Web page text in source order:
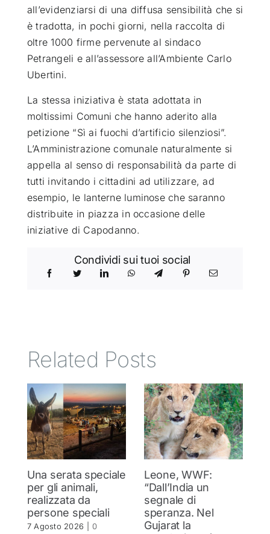
all’evidenziarsi di una diffusa sensibilità che si
è tradotta, in pochi giorni, nella raccolta di
oltre 1000 firme pervenute al sindaco
Petrangeli e all’assessore all’Ambiente Carlo
Ubertini.
La stessa iniziativa è stata adottata in
moltissimi Comuni che hanno aderito alla
petizione “Sì ai fuochi d’artificio silenziosi”.
L’Amministrazione comunale naturalmente si
appella al senso di responsabilità da parte di
tutti invitando i cittadini ad utilizzare, ad
esempio, le lanterne luminose che saranno
distribuite in piazza in occasione delle
iniziative di Capodanno.
Condividi sui tuoi social
Related Posts
Una serata speciale
per gli animali,
realizzata da
persone speciali
7 Agosto 2026
0
Leone, WWF:
“Dall’India un
segnale di
speranza. Nel
Gujarat la